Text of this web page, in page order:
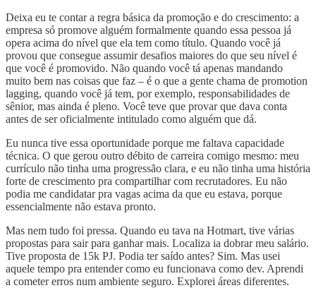
Deixa eu te contar a regra básica da promoção e do crescimento: a
empresa só promove alguém formalmente quando essa pessoa já
opera acima do nível que ela tem como título. Quando você já
provou que consegue assumir desafios maiores do que seu nível é
que você é promovido. Não quando você tá apenas mandando
muito bem nas coisas que faz – é o que a gente chama de promotion
lagging, quando você já tem, por exemplo, responsabilidades de
sênior, mas ainda é pleno. Você teve que provar que dava conta
antes de ser oficialmente intitulado como alguém que dá.
Eu nunca tive essa oportunidade porque me faltava capacidade
técnica. O que gerou outro débito de carreira comigo mesmo: meu
currículo não tinha uma progressão clara, e eu não tinha uma história
forte de crescimento pra compartilhar com recrutadores. Eu não
podia me candidatar pra vagas acima da que eu estava, porque
essencialmente não estava pronto.
Mas nem tudo foi pressa. Quando eu tava na Hotmart, tive várias
propostas para sair para ganhar mais. Localiza ia dobrar meu salário.
Tive proposta de 15k PJ. Podia ter saído antes? Sim. Mas usei
aquele tempo pra entender como eu funcionava como dev. Aprendi
a cometer erros num ambiente seguro. Explorei áreas diferentes.